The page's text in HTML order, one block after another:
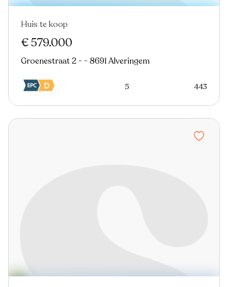
In optie
Huis te koop
€ 579.000
Groenestraat 2 - - 8691 Alveringem
5 443